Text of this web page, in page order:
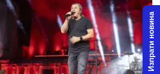
Изпрати новина